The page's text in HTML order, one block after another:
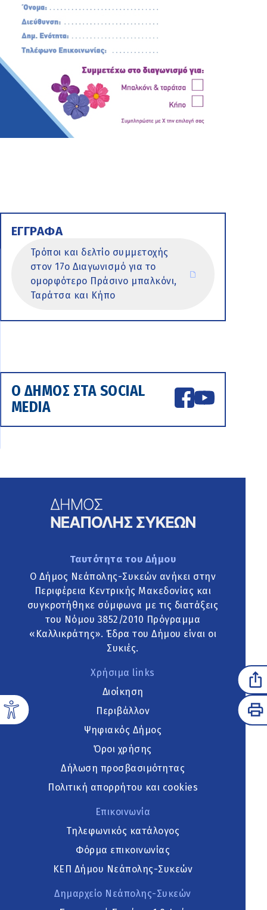
ΕΓΓΡΑΦΑ
Τρόποι και δελτίο συμμετοχής
στον 17ο Διαγωνισμό για το
ομορφότερο Πράσινο μπαλκόνι,
Ταράτσα και Κήπο
Ο ΔΗΜΟΣ ΣΤΑ SOCIAL
MEDIA
Ταυτότητα του Δήμου
Ο Δήμος Νεάπολης-Συκεών ανήκει στην
Περιφέρεια Κεντρικής Μακεδονίας και
συγκροτήθηκε σύμφωνα με τις διατάξεις
του Νόμου 3852/2010 Πρόγραμμα
«Καλλικράτης». Έδρα του Δήμου είναι οι
Συκιές.
Χρήσιμα links
Διοίκηση
Περιβάλλον
Ψηφιακός Δήμος
Όροι χρήσης
Δήλωση προσβασιμότητας
Πολιτική απορρήτου και cookies
Επικοινωνία
Τηλεφωνικός κατάλογος
Φόρμα επικοινωνίας
ΚΕΠ Δήμου Νεάπολης-Συκεών
Δημαρχείο Νεάπολης-Συκεών